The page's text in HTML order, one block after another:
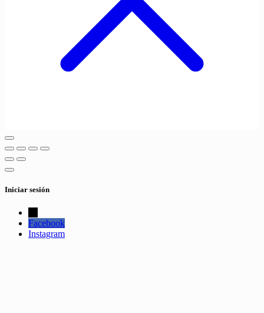
Iniciar sesión
Facebook
Instagram